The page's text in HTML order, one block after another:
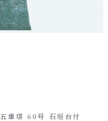
五重塔 60号 石垣台付